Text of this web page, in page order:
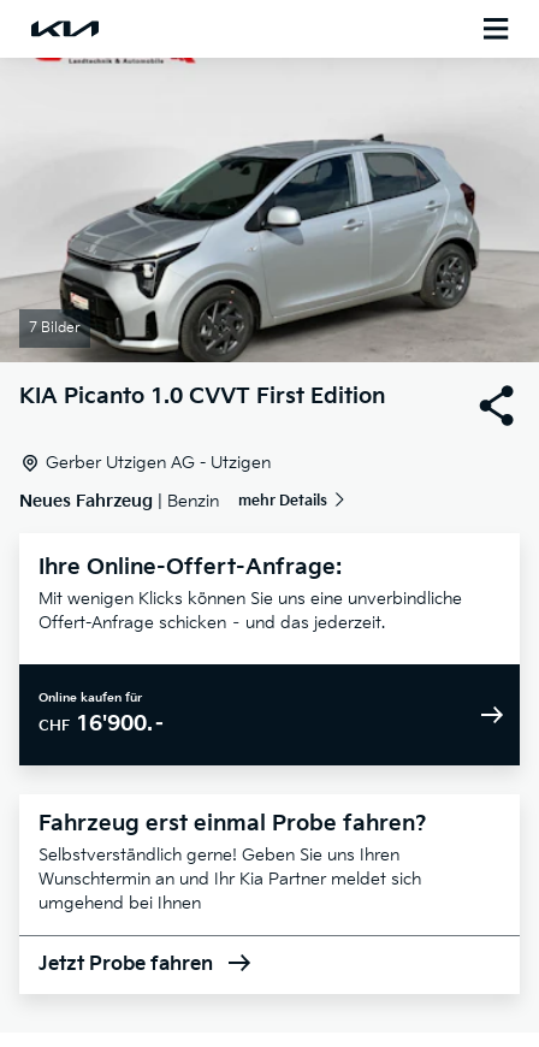
7 Bilder
KIA Picanto 1.0 CVVT First Edition
Gerber Utzigen AG - Utzigen
Neues Fahrzeug | Benzin mehr Details
Ihre Online-Offert-Anfrage:
Mit wenigen Klicks können Sie uns eine unverbindliche
Offert-Anfrage schicken – und das jederzeit.
Online kaufen für
CHF 16'900.–
Fahrzeug erst einmal Probe fahren?
Selbstverständlich gerne! Geben Sie uns Ihren
Wunschtermin an und Ihr Kia Partner meldet sich
umgehend bei Ihnen
Jetzt Probe fahren